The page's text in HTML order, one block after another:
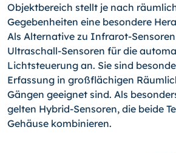
Objektbereich stellt je nach
Gegebenheiten eine besondere
Als Al­ternative zu Infrarot-
Ultraschall-Sensoren für die
Lichtsteuerung an. Sie sind
Erfassung in großflächigen
Gängen geeignet sind. Als
gelten Hybrid-Senso­ren, die beide
Gehäuse kombinieren.